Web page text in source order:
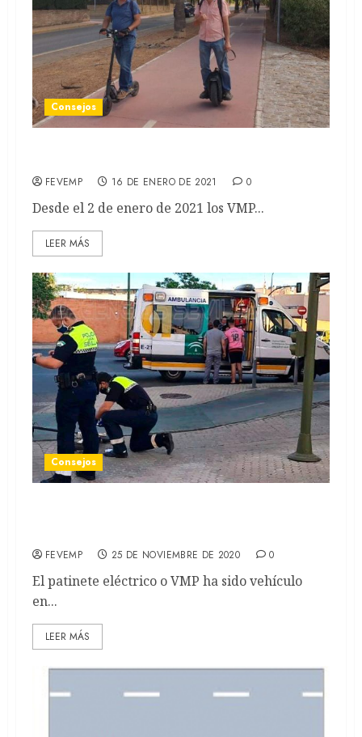
Consejos
FEVEMP 16 DE ENERO DE 2021 0
Desde el 2 de enero de 2021 los VMP...
LEER MÁS
Consejos
FEVEMP 25 DE NOVIEMBRE DE 2020 0
El patinete eléctrico o VMP ha sido vehículo
en...
LEER MÁS